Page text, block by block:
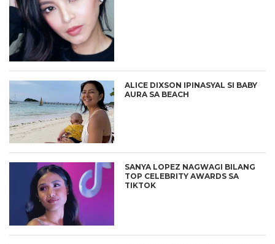
ALICE DIXSON IPINASYAL SI BABY
AURA SA BEACH
SANYA LOPEZ NAGWAGI BILANG
TOP CELEBRITY AWARDS SA
TIKTOK